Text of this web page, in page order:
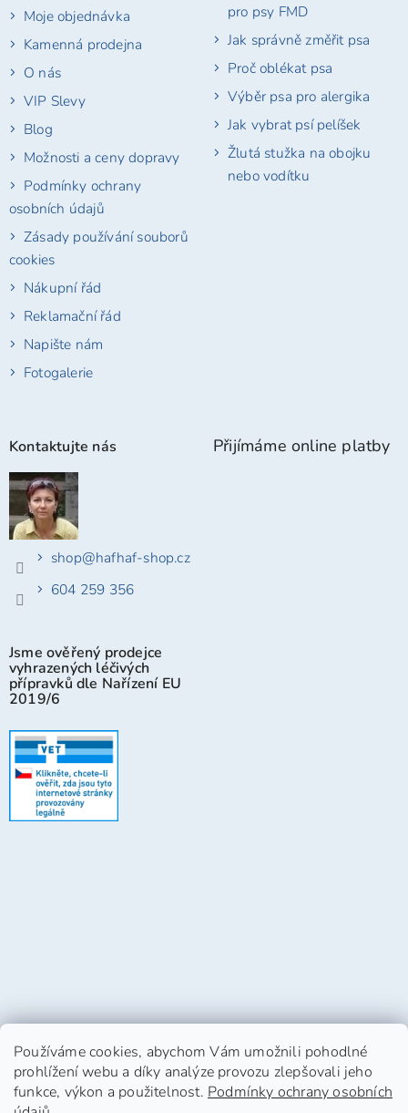
Používáme cookies, abychom Vám umožnili pohodlné
prohlížení webu a díky analýze provozu zlepšovali jeho
funkce, výkon a použitelnost. Podmínky ochrany osobních
Moje objednávka
Kamenná prodejna
O nás
VIP Slevy
Blog
Možnosti a ceny dopravy
Podmínky ochrany
osobních údajů
Zásady používání souborů
cookies
Nákupní řád
Reklamační řád
Napište nám
Fotogalerie
pro psy FMD
Jak správně změřit psa
Proč oblékat psa
Výběr psa pro alergika
Jak vybrat psí pelíšek
Žlutá stužka na obojku
nebo vodítku
Kontaktujte nás
shop@hafhaf-shop.cz
604 259 356
Jsme ověřený prodejce
vyhrazených léčivých
přípravků dle Nařízení EU
2019/6
Přijímáme online platby